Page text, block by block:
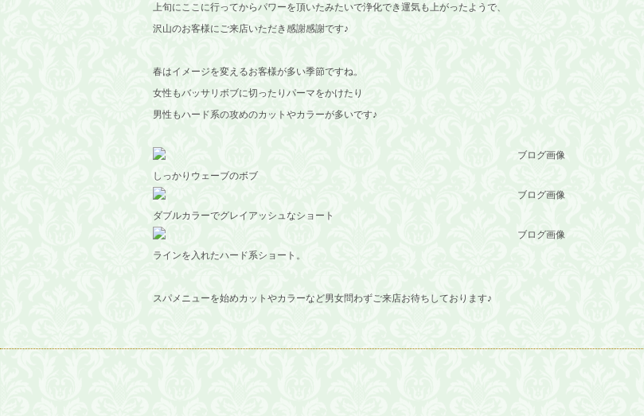
上旬にここに行ってからパワーを頂いたみたいで浄化でき運気も上がったようで、
沢山のお客様にご来店いただき感謝感謝です♪
春はイメージを変えるお客様が多い季節ですね。
女性もバッサリボブに切ったりパーマをかけたり
男性もハード系の攻めのカットやカラーが多いです♪
しっかりウェーブのボブ
ダブルカラーでグレイアッシュなショート
ラインを入れたハード系ショート。
スパメニューを始めカットやカラーなど男女問わずご来店お待ちしております♪